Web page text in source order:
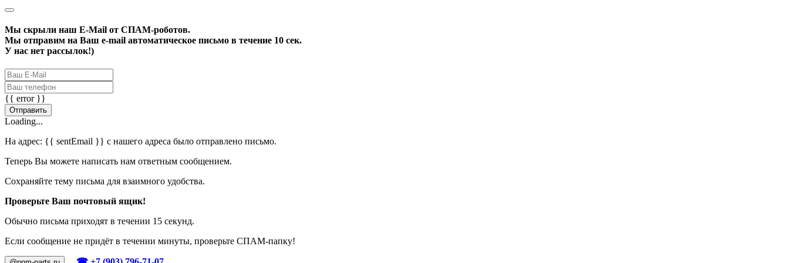
Мы скрыли наш E-Mail от СПАМ-роботов.
Мы отправим на Ваш e-mail автоматическое письмо в течение 10 сек.
У нас нет рассылок!)
{{ error }}
Отправить
Loading...
На адрес: {{ sentEmail }} с нашего адреса было отправлено письмо.
Теперь Вы можете написать нам ответным сообщением.
Сохраняйте тему письма для взаимного удобства.
Проверьте Ваш почтовый ящик!
Обычно письма приходят в течении 15 секунд.
Если сообщение не придёт в течении минуты, проверьте СПАМ-папку!